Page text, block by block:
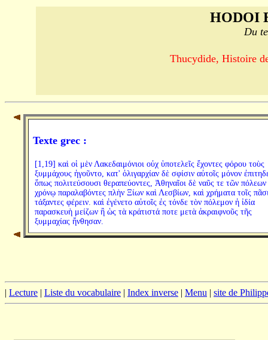
HODOI
Du
Thucydide, Histoire
Texte grec :
[1,19] καὶ οἱ μὲν Λακεδαιμόνιοι οὐχ ὑποτελεῖς ἔχοντες φόρου τοὺς
ξυμμάχους ἡγοῦντο, κατ' ὀλιγαρχίαν δὲ σφίσιν αὐτοῖς μόνον
ὅπως πολιτεύσουσι θεραπεύοντες, Ἀθηναῖοι δὲ ναῦς τε τῶν
χρόνῳ παραλαβόντες πλὴν Ξίων καὶ Λεσβίων, καὶ χρήματα τοῖς
τάξαντες φέρειν. καὶ ἐγένετο αὐτοῖς ἐς τόνδε τὸν πόλεμον ἡ ἰδία
παρασκευὴ μείζων ἢ ὡς τὰ κράτιστά ποτε μετὰ ἀκραιφνοῦς τῆς
ξυμμαχίας ἤνθησαν.
| Lecture | Liste du vocabulaire | Index inverse | Menu | site de